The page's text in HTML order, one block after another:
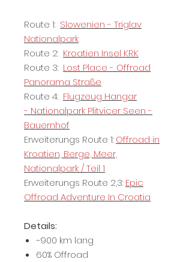
Route 1: Slowenien - Triglav
Nationalpark
Route 2: Kroatien Insel KRK
Route 3: Lost Place - Offroad
Panorama Straße
Route 4: Flugzeug Hangar
- Nationalpark Plitvicer Seen -
Bauernhof
Erweiterungs Route 1: Offroad in
Kroatien, Berge, Meer,
Nationalpark / Teil 1
Erweiterungs Route 2,3: Epic
Offroad Adventure In Croatia
Details:
~900 km lang
60% Offroad